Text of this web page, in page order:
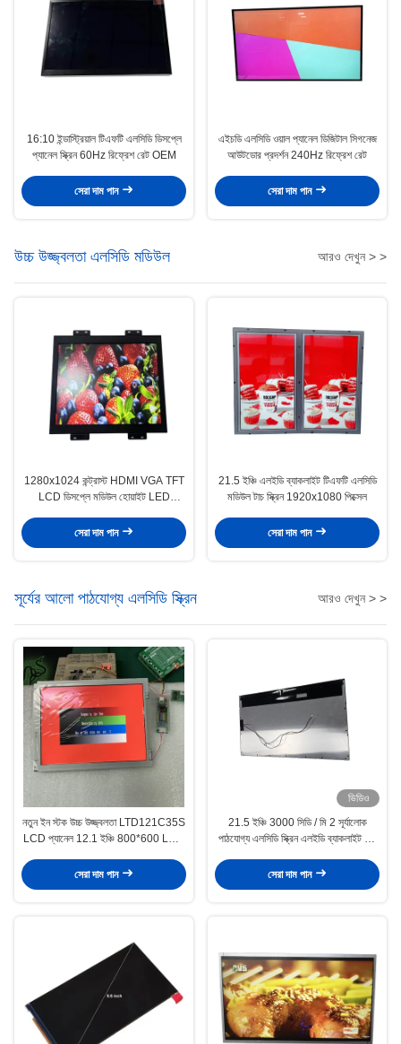
16:10 ইন্ডাস্ট্রিয়াল টিএফটি এলসিডি ডিসপ্লে
প্যানেল স্ক্রিন 60Hz রিফ্রেশ রেট OEM
সেরা দাম পান
এইচডি এলসিডি ওয়াল প্যানেল ডিজিটাল সিগনেজ
আউটডোর প্রদর্শন 240Hz রিফ্রেশ রেট
সেরা দাম পান
উচ্চ উজ্জ্বলতা এলসিডি মডিউল আরও দেখুন > >
1280x1024 কন্ট্রাস্ট HDMI VGA TFT
LCD ডিসপ্লে মডিউল হোয়াইট LED
সেরা দাম পান
21.5 ইঞ্চি এলইডি ব্যাকলাইট টিএফটি এলসিডি
মডিউল টাচ স্ক্রিন 1920x1080 পিক্সেল
সেরা দাম পান
সূর্যের আলো পাঠযোগ্য এলসিডি স্ক্রিন আরও দেখুন > >
নতুন ইন স্টক উচ্চ উজ্জ্বলতা LTD121C35S
LCD প্যানেল 12.1 ইঞ্চি 800*600 LCD
900nits
সেরা দাম পান
ভিডিও
21.5 ইঞ্চি 3000 সিডি / মি 2 সূর্যালোক
পাঠযোগ্য এলসিডি স্ক্রিন এলইডি ব্যাকলাইট উচ্চ
বহিরঙ্গন
সেরা দাম পান